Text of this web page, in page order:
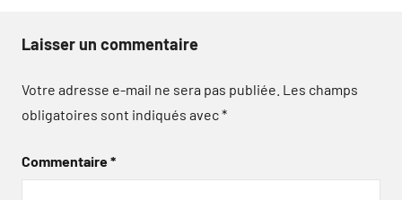
Laisser un commentaire
Votre adresse e-mail ne sera pas publiée. Les champs
obligatoires sont indiqués avec*
Commentaire*